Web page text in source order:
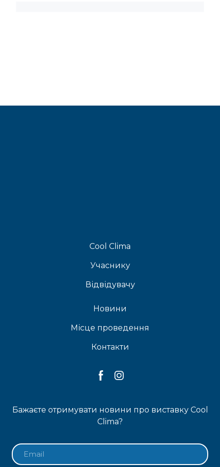
Cool Clima
Учаснику
Відвідувачу
Новини
Місце проведення
Контакти
Бажаєте отримувати новини про виставку Cool
Clima?